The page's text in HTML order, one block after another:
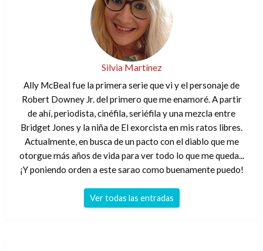
Silvia Martínez
Ally McBeal fue la primera serie que vi y el personaje de
Robert Downey Jr. del primero que me enamoré. A partir
de ahí, periodista, cinéfila, seriéfila y una mezcla entre
Bridget Jones y la niña de El exorcista en mis ratos libres.
Actualmente, en busca de un pacto con el diablo que me
otorgue más años de vida para ver todo lo que me queda...
¡Y poniendo orden a este sarao como buenamente puedo!
Ver todas las entradas